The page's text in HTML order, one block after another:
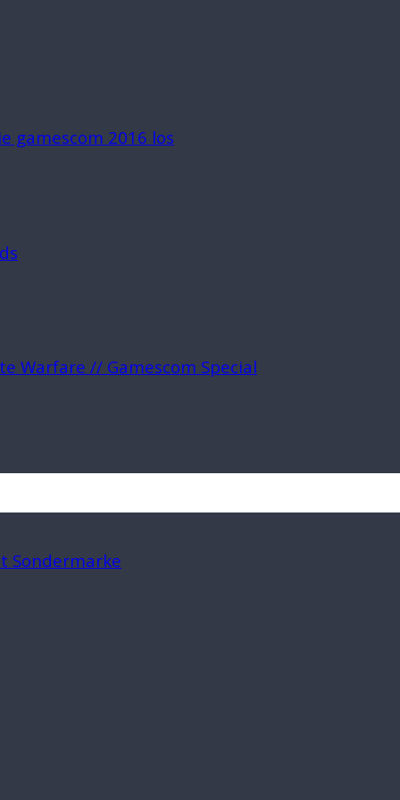
gamescom 2016 los
Warfare // Gamescom Special
Sondermarke